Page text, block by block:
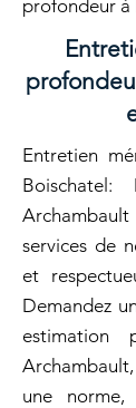
profondeur à
Entretien
Boischatel:
services de
et
Demandez
estimation
une norme,